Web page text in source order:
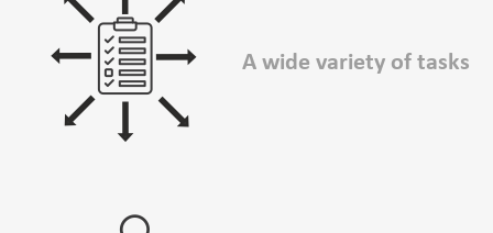
A wide variety of tasks